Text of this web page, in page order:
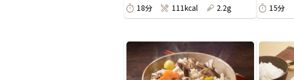
18分
111kcal 2.2g
15分